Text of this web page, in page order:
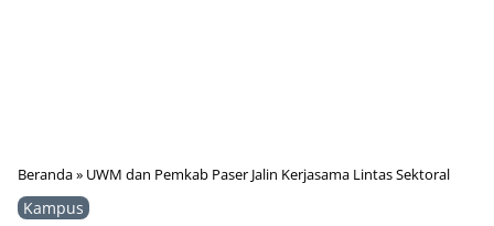
Beranda» UWM dan Pemkab Paser Jalin Kerjasama Lintas Sektoral
Kampus